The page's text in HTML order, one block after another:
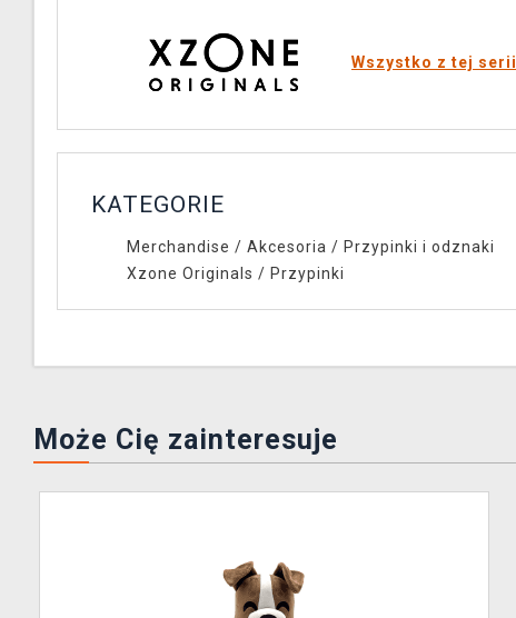
Wszystko z tej serii
KATEGORIE
Merchandise / Akcesoria / Przypinki i odznaki
Xzone Originals / Przypinki
Może Cię zainteresuje